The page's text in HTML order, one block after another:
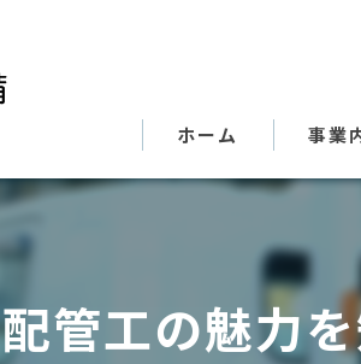
ホーム 事業
配管工の魅力